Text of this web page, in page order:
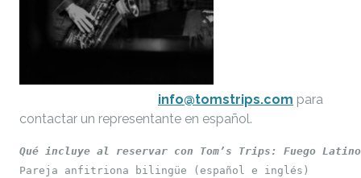
info@tomstrips.com para
contactar un representante en español.
Qué incluye al reservar con Tom’s Trips: Fuego
Pareja anfitriona bilingüe (español e inglés)